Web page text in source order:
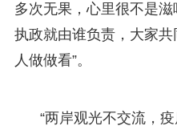
多次无果，心里很不是
执政就由谁负责，大家
人做做看”。
“两岸观光不交流，